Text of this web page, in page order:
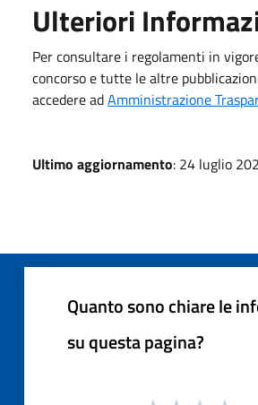
Ulteriori
Per consultare i regolamenti in
concorso e tutte le altre
accedere adAmministrazione
Ultimo aggiornamento: 24 luglio
Quanto sono chiare le
su questa pagina?